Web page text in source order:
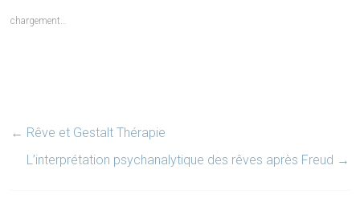
chargement…
← Rêve et Gestalt Thérapie
L’interprétation psychanalytique des rêves après Freud →